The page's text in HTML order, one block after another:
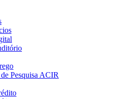
Pesquisa ACIR